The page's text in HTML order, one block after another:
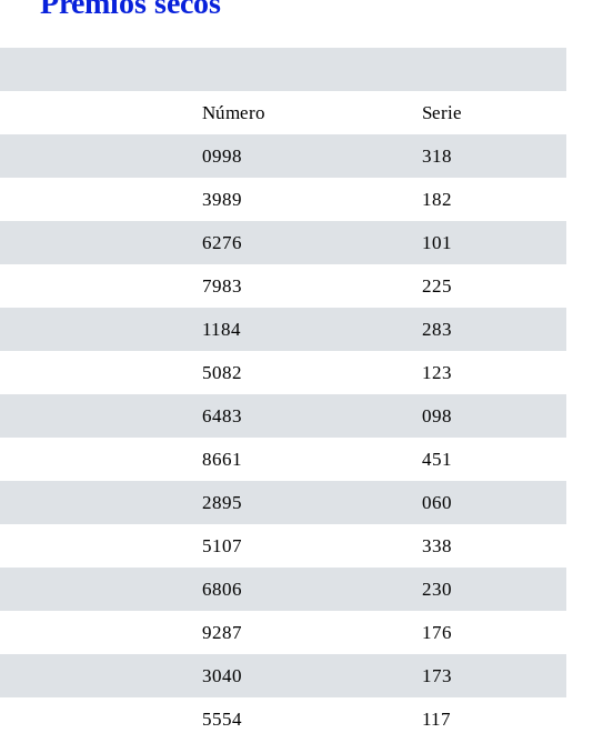
Número Serie
0998 318
3989 182
6276 101
7983 225
1184 283
5082 123
6483 098
8661 451
2895 060
5107 338
6806 230
9287 176
3040 173
5554 117